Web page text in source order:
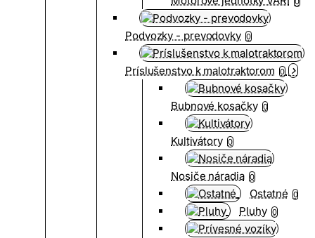
Podvozky - prevodovky 0
Príslušenstvo k malotraktorom 0
Bubnové kosačky 0
Kultivátory 0
Nosiče náradia 0
Ostatné 0
Pluhy 0